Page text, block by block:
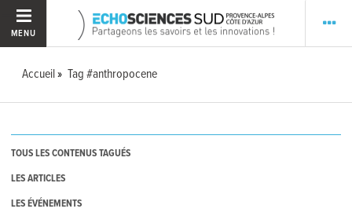
MENU
Accueil Tag #anthropocene
TOUS LES CONTENUS TAGUÉS
LES ARTICLES
LES ÉVÉNEMENTS